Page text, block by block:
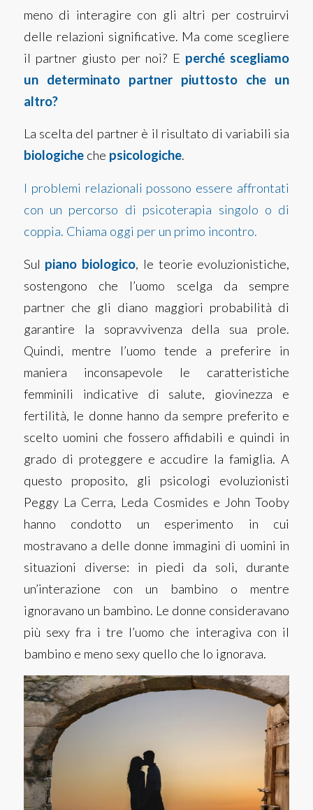
meno di interagire con gli altri per costruirvi
delle relazioni significative. Ma come scegliere
il partner giusto per noi? E perché scegliamo
un determinato partner piuttosto che un
altro?
La scelta del partner è il risultato di variabili sia
biologiche che psicologiche.
I problemi relazionali possono essere affrontati
con un percorso di psicoterapia singolo o di
coppia. Chiama oggi per un primo incontro.
Sul piano biologico, le teorie evoluzionistiche,
sostengono che l’uomo scelga da sempre
partner che gli diano maggiori probabilità di
garantire la sopravvivenza della sua prole.
Quindi, mentre l’uomo tende a preferire in
maniera inconsapevole le caratteristiche
femminili indicative di salute, giovinezza e
fertilità, le donne hanno da sempre preferito e
scelto uomini che fossero affidabili e quindi in
grado di proteggere e accudire la famiglia. A
questo proposito, gli psicologi evoluzionisti
Peggy La Cerra, Leda Cosmides e John Tooby
hanno condotto un esperimento in cui
mostravano a delle donne immagini di uomini in
situazioni diverse: in piedi da soli, durante
un’interazione con un bambino o mentre
ignoravano un bambino. Le donne consideravano
più sexy fra i tre l’uomo che interagiva con il
bambino e meno sexy quello che lo ignorava.